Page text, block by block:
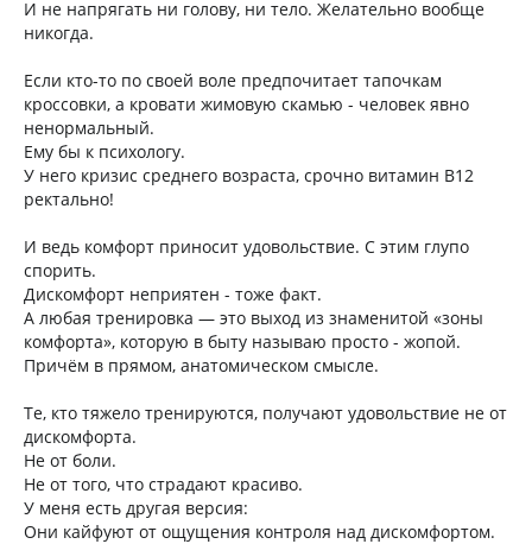
И не напрягать ни голову, ни тело. Желательно вообще
никогда.
Если кто-то по своей воле предпочитает тапочкам
кроссовки, а кровати жимовую скамью - человек явно
ненормальный.
Ему бы к психологу.
У него кризис среднего возраста, срочно витамин В12
ректально!
И ведь комфорт приносит удовольствие. С этим глупо
спорить.
Дискомфорт неприятен - тоже факт.
А любая тренировка — это выход из знаменитой «зоны
комфорта», которую в быту называю просто - жопой.
Причём в прямом, анатомическом смысле.
Те, кто тяжело тренируются, получают удовольствие не от
дискомфорта.
Не от боли.
Не от того, что страдают красиво.
У меня есть другая версия:
Они кайфуют от ощущения контроля над дискомфортом.